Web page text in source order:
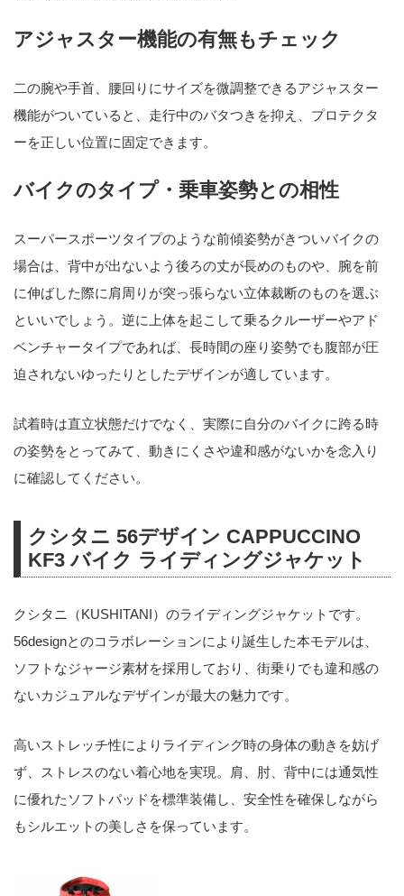
アジャスター機能の有無もチェック
二の腕や手首、腰回りにサイズを微調整できるアジャスター
機能がついていると、走行中のバタつきを抑え、プロテクタ
ーを正しい位置に固定できます。
バイクのタイプ・乗車姿勢との相性
スーパースポーツタイプのような前傾姿勢がきついバイクの
場合は、背中が出ないよう後ろの丈が長めのものや、腕を前
に伸ばした際に肩周りが突っ張らない立体裁断のものを選ぶ
といいでしょう。逆に上体を起こして乗るクルーザーやアド
ベンチャータイプであれば、長時間の座り姿勢でも腹部が圧
迫されないゆったりとしたデザインが適しています。
試着時は直立状態だけでなく、実際に自分のバイクに跨る時
の姿勢をとってみて、動きにくさや違和感がないかを念入り
に確認してください。
クシタニ 56デザイン CAPPUCCINO
KF3 バイク ライディングジャケット
クシタニ（KUSHITANI）のライディングジャケットです。
56designとのコラボレーションにより誕生した本モデルは、
ソフトなジャージ素材を採用しており、街乗りでも違和感の
ないカジュアルなデザインが最大の魅力です。
高いストレッチ性によりライディング時の身体の動きを妨げ
ず、ストレスのない着心地を実現。肩、肘、背中には通気性
に優れたソフトパッドを標準装備し、安全性を確保しながら
もシルエットの美しさを保っています。